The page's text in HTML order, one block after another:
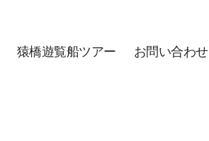
猿橋遊覧船ツアー お問い合わせ